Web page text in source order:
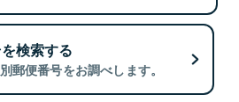
検索する
郵便番号をお調べします。